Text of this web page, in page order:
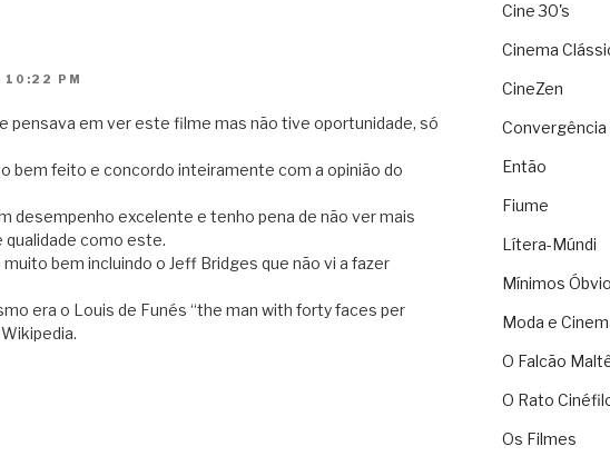
10:22 PM
pensava em ver este filme mas não tive oportunidade, só
bem feito e concordo inteiramente com a opinião do
desempenho excelente e tenho pena de não ver mais
como este.
bem incluindo o Jeff Bridges que não vi a fazer
era o Louis de Funés “the man with forty faces per
Cine 30's
Cinema
CineZen
Convergência
Então
Fiume
Lítera-Múndi
Mínimos
Moda e
O Falcão
O Rato
Os Filmes